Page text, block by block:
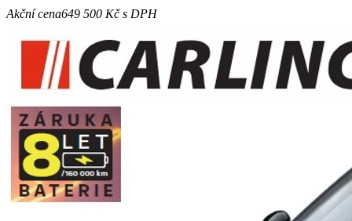
Akční cena649 500 Kčs DPH